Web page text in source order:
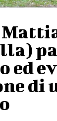
ed
di